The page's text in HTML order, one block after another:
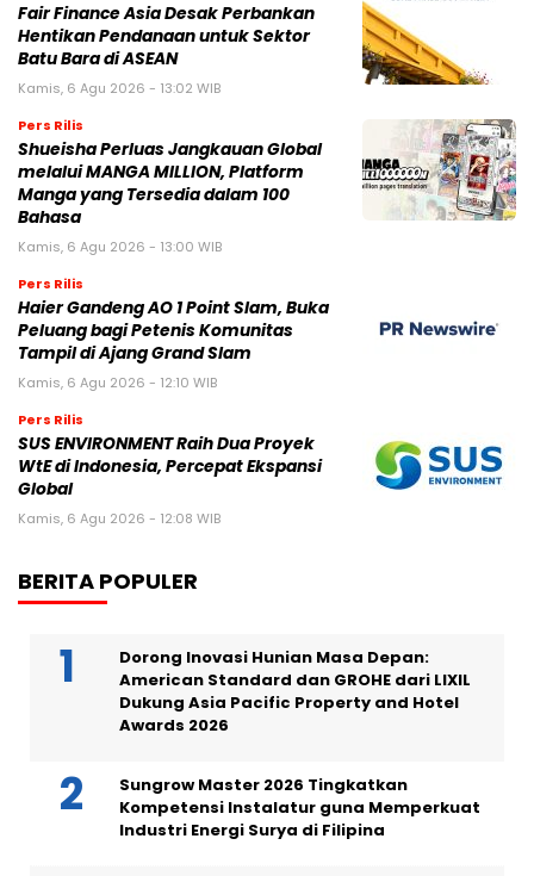
Fair Finance Asia Desak Perbankan
Hentikan Pendanaan untuk Sektor
Batu Bara di ASEAN
Kamis, 6 Agu 2026 - 13:02 WIB
Pers Rilis
Shueisha Perluas Jangkauan Global
melalui MANGA MILLION, Platform
Manga yang Tersedia dalam 100
Bahasa
Kamis, 6 Agu 2026 - 13:00 WIB
Pers Rilis
Haier Gandeng AO 1 Point Slam, Buka
Peluang bagi Petenis Komunitas
Tampil di Ajang Grand Slam
Kamis, 6 Agu 2026 - 12:10 WIB
Pers Rilis
SUS ENVIRONMENT Raih Dua Proyek
WtE di Indonesia, Percepat Ekspansi
Global
Kamis, 6 Agu 2026 - 12:08 WIB
BERITA POPULER
Dorong Inovasi Hunian Masa Depan:
American Standard dan GROHE dari LIXIL
Dukung Asia Pacific Property and Hotel
Awards 2026
Sungrow Master 2026 Tingkatkan
Kompetensi Instalatur guna Memperkuat
Industri Energi Surya di Filipina